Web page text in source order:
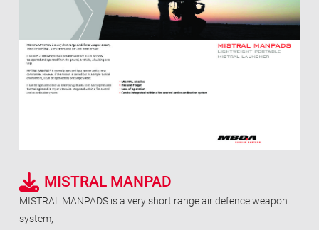
MISTRAL MANPAD
MISTRAL MANPADS is a very short range air defence weapon
system,